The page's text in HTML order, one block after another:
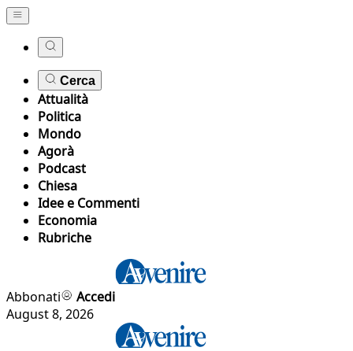
Cerca
Attualità
Politica
Mondo
Agorà
Podcast
Chiesa
Idee e Commenti
Economia
Rubriche
Abbonati
Accedi
August 8, 2026